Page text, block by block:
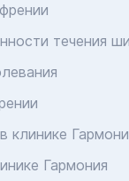
течения
клинике
Гармония